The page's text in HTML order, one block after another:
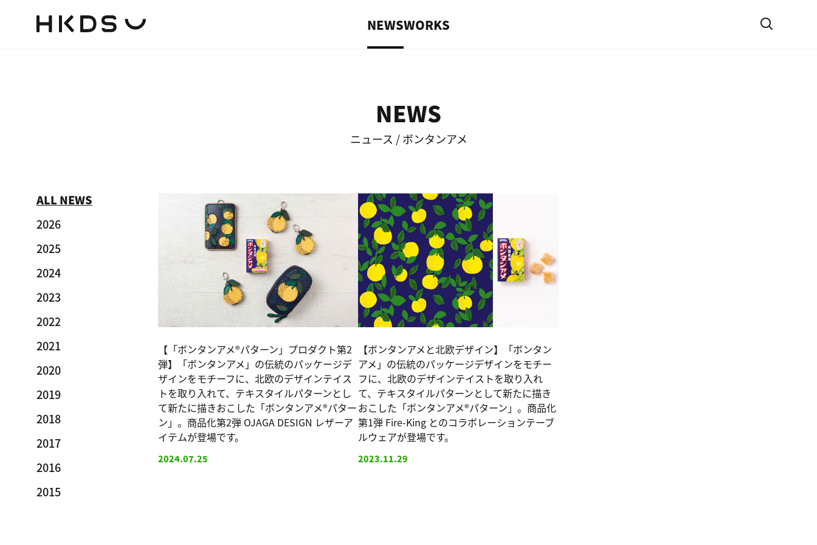
NEWSWORKS
NEWS
ニュース / ボンタンアメ
【「ボンタンアメ®パターン」プロダクト第2
弾】「ボンタンアメ」の伝統のパッケージデ
ザインをモチーフに、北欧のデザインテイス
トを取り入れて、テキスタイルパターンとし
て新たに描きおこした「ボンタンアメ®パター
ン」。商品化第2弾 OJAGA DESIGN レザーア
イテムが登場です。
2024.07.25
【ボンタンアメと北欧デザイン】「ボンタン
アメ」の伝統のパッケージデザインをモチー
フに、北欧のデザインテイストを取り入れ
て、テキスタイルパターンとして新たに描き
おこした「ボンタンアメ®パターン」。商品化
第1弾 Fire-King とのコラボレーションテーブ
ルウェアが登場です。
2023.11.29
ALL NEWS
2026
2025
2024
2023
2022
2021
2020
2019
2018
2017
2016
2015